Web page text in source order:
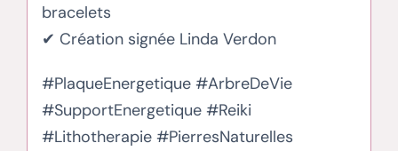
bracelets
✔ Création signée Linda Verdon
#PlaqueEnergetique #ArbreDeVie
#SupportEnergetique #Reiki
#Lithotherapie #PierresNaturelles